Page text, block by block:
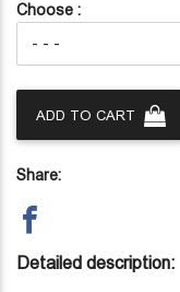
Choose :
ADD TO CART
Share:
Detailed description: